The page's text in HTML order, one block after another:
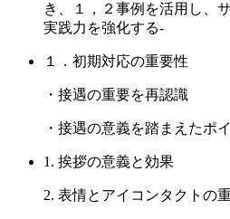
き、１，２事例を活用し、
実践力を強化する-
１．初期対応の重要性
・接遇の重要を再認識
・接遇の意義を踏まえたポ
1. 挨拶の意義と効果
2. 表情とアイコンタクトの